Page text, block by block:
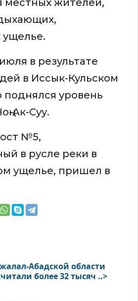
местных жителей,
в результате
в Иссык-Кульском
поднялся уровень
Ак-Суу.
№5,
в русле реки в
ущелье, пришел в
Абадской области
более 32 тысяч ..>